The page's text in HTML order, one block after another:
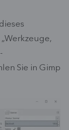
Sie in Gimp